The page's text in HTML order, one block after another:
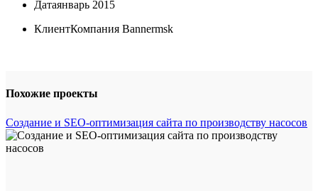
Датаянварь 2015
КлиентКомпания Bannermsk
Похожие проекты
Создание и SEO-оптимизация сайта по производству насосов